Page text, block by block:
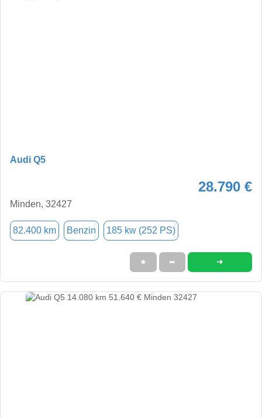
Audi Q5
28.790 €
Minden, 32427
82.400 km Benzin 185 kw (252 PS)
★ ➦ ➜